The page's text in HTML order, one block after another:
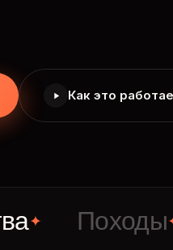
Как это
Походы✦